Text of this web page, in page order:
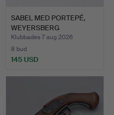
SABEL MED PORTEPÉ,
WEYERSBERG
KIRSCHBAUM &…
Klubbades 7 aug 2026
8 bud
145 USD